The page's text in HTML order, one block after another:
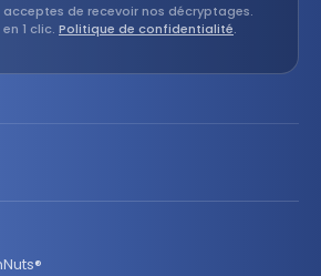
acceptes de recevoir nos décryptages.
1 clic. Politique de confidentialité.